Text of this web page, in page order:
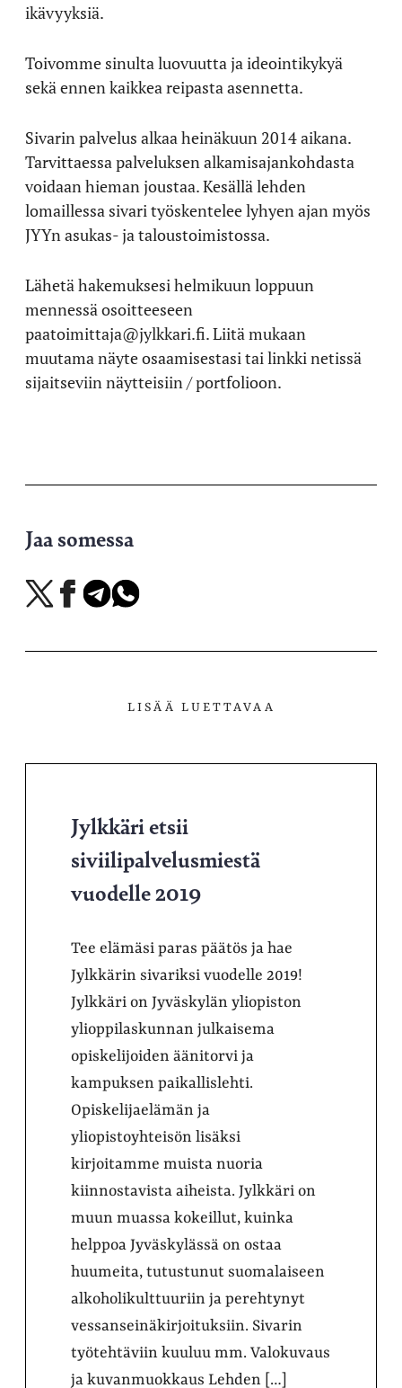
ikävyyksiä.
Toivomme sinulta luovuutta ja ideointikykyä
sekä ennen kaikkea reipasta asennetta.
Sivarin palvelus alkaa heinäkuun 2014 aikana.
Tarvittaessa palveluksen alkamisajankohdasta
voidaan hieman joustaa. Kesällä lehden
lomaillessa sivari työskentelee lyhyen ajan myös
JYYn asukas- ja taloustoimistossa.
Lähetä hakemuksesi helmikuun loppuun
mennessä osoitteeseen
paatoimittaja@jylkkari.fi. Liitä mukaan
muutama näyte osaamisestasi tai linkki netissä
sijaitseviin näytteisiin / portfolioon.
Jaa somessa
Jaa
X-
Jaa
Facebookissa
Jaa
Telegramissa
Jaa
WhatsAppissa
LISÄÄ LUETTAVAA
Jylkkäri etsii
siviilipalvelusmiestä
vuodelle 2019
Tee elämäsi paras päätös ja hae
Jylkkärin sivariksi vuodelle 2019!
Jylkkäri on Jyväskylän yliopiston
ylioppilaskunnan julkaisema
opiskelijoiden äänitorvi ja
kampuksen paikallislehti.
Opiskelijaelämän ja
yliopistoyhteisön lisäksi
kirjoitamme muista nuoria
kiinnostavista aiheista. Jylkkäri on
muun muassa kokeillut, kuinka
helppoa Jyväskylässä on ostaa
huumeita, tutustunut suomalaiseen
alkoholikulttuuriin ja perehtynyt
vessanseinäkirjoituksiin. Sivarin
työtehtäviin kuuluu mm. Valokuvaus
ja kuvanmuokkaus Lehden […]